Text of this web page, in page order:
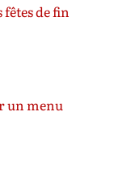
de fin
un menu